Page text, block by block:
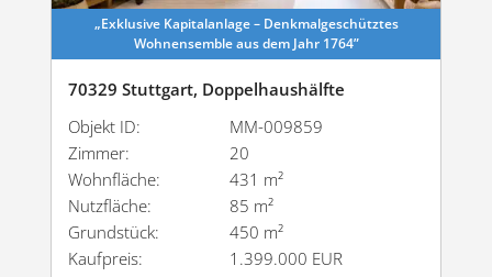
„Exklusive Kapital­anlage – Denkmal­ge­schütztes
Wohnensemble aus dem Jahr 1764”
70329 Stuttgart, Doppelhaushälfte
Objekt ID:
MM-009859
Zimmer:
20
Wohnfläche:
431 m²
Nutzfläche:
85 m²
Grundstück:
450 m²
Kaufpreis:
1.399.000 EUR